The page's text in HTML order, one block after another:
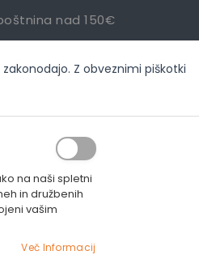
na naši spletni
in družbenih
vašim
Več Informacij
Z obveznimi piškotki
nad 150€
SERVIS KONTAKT
za listje solo by AL-KO LB 4250